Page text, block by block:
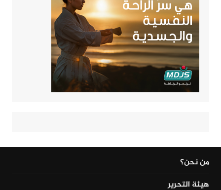
من نحن؟
هيئة التحرير